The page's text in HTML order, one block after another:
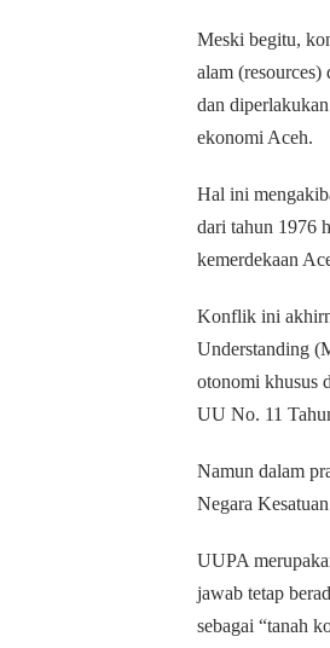
Meski begitu,
alam
dan
ekonomi Aceh.
Hal ini
dari tahun 1976
kemerdekaan
Konflik ini
Understanding
otonomi khusus
UU No. 11
Namun dalam
Negara
UUPA
jawab tetap
sebagai “tanah